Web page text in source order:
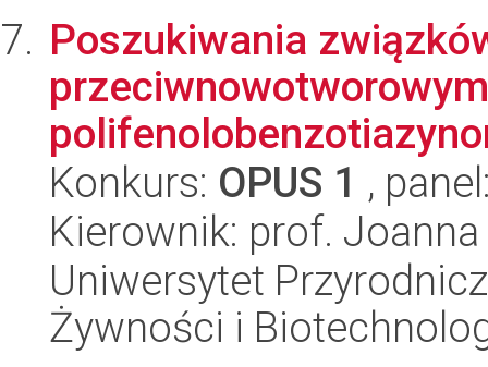
Poszukiwania
Konkurs: OPUS 1 ,
Kierownik: prof.
Uniwersytet
Żywności i